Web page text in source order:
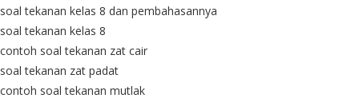
soal tekanan kelas 8 dan pembahasannya
soal tekanan kelas 8
contoh soal tekanan zat cair
soal tekanan zat padat
contoh soal tekanan mutlak